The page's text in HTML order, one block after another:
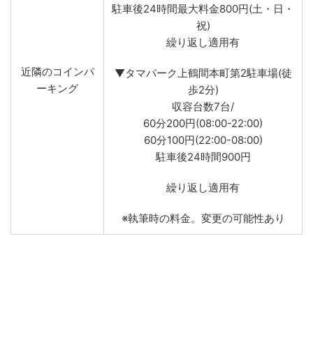
近隣のコインパ
ーキング
駐車後24時間最大料金800円(土・日・
祝)
繰り返し適用有
▼タマパーク上鶴間本町第2駐車場(徒
歩2分)
収容台数7台/
60分200円(08:00-22:00)
60分100円(22:00-08:00)
駐車後24時間900円
繰り返し適用有
※執筆時の料金。変更の可能性あり